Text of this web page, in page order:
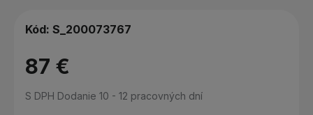
Kód: S_200073767
87 €
S DPH Dodanie 10 - 12 pracovných dní